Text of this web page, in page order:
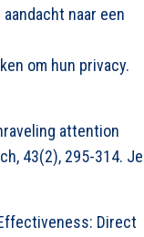
naar een
om hun privacy.
attention
43(2), 295-314. Je
Direct